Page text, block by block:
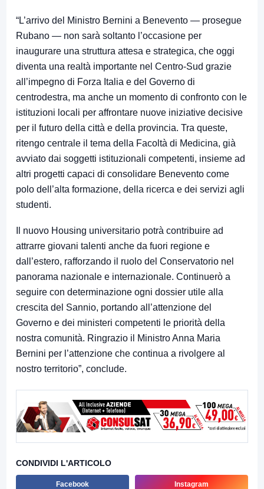
“L’arrivo del Ministro Bernini a Benevento — prosegue
Rubano — non sarà soltanto l’occasione per
inaugurare una struttura attesa e strategica, che oggi
diventa una realtà importante nel Centro-Sud grazie
all’impegno di Forza Italia e del Governo di
centrodestra, ma anche un momento di confronto con le
istituzioni locali per affrontare nuove iniziative decisive
per il futuro della città e della provincia. Tra queste,
ritengo centrale il tema della Facoltà di Medicina, già
avviato dai soggetti istituzionali competenti, insieme ad
altri progetti capaci di consolidare Benevento come
polo dell’alta formazione, della ricerca e dei servizi agli
studenti.
Il nuovo Housing universitario potrà contribuire ad
attrarre giovani talenti anche da fuori regione e
dall’estero, rafforzando il ruolo del Conservatorio nel
panorama nazionale e internazionale. Continuerò a
seguire con determinazione ogni dossier utile alla
crescita del Sannio, portando all’attenzione del
Governo e dei ministeri competenti le priorità della
nostra comunità. Ringrazio il Ministro Anna Maria
Bernini per l’attenzione che continua a rivolgere al
nostro territorio”, conclude.
CONDIVIDI L'ARTICOLO
Facebook Instagram